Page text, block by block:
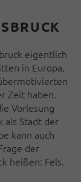
eigentlich
in Europa,
Zeit haben.
Vorlesung
als Stadt der
kann auch
der
heißen: Fels.